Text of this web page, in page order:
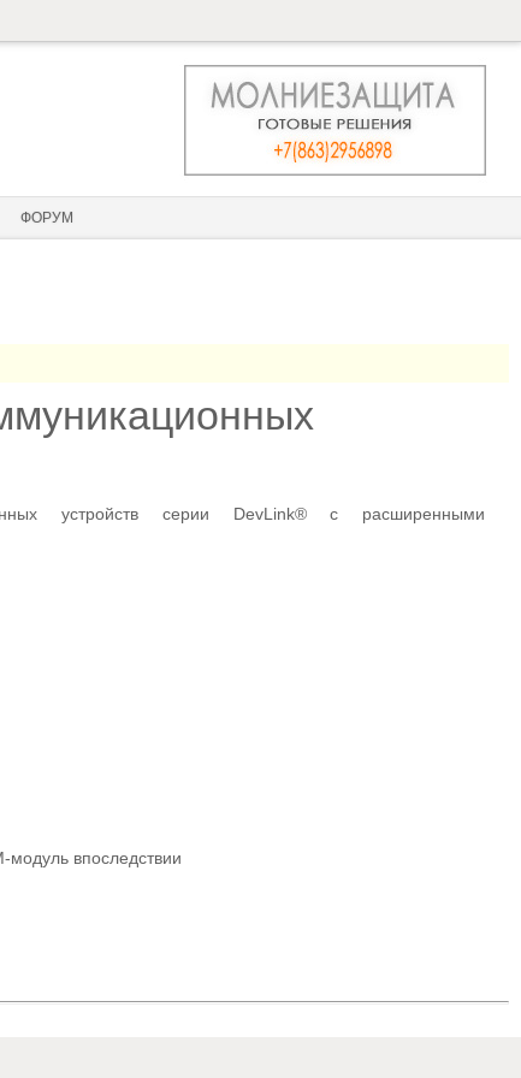
ФОРУМ
устройств серии DevLink® с расширенными
модуль впоследствии